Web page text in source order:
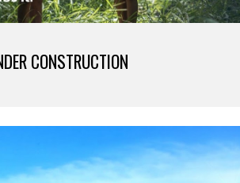
CONSTRUCTION